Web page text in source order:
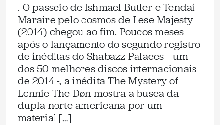
. O passeio de Ishmael Butler e Tendai
Maraire pelo cosmos de Lese Majesty
(2014) chegou ao fim. Poucos meses
após o lançamento do segundo registro
de inéditas do Shabazz Palaces – um
dos 50 melhores discos internacionais
de 2014 -, a inédita The Mystery of
Lonnie The Døn mostra a busca da
dupla norte-americana por um
material […]